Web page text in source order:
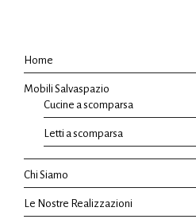
Home
Mobili Salvaspazio
Cucine a scomparsa
Letti a scomparsa
Chi Siamo
Le Nostre Realizzazioni